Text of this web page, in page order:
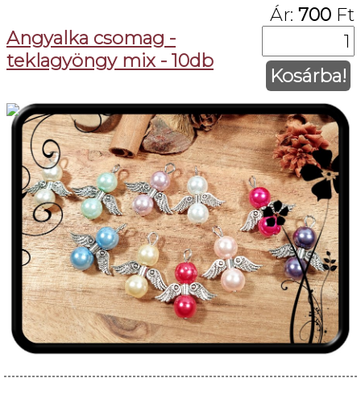
Angyalka csomag -
teklagyöngy mix - 10db
Ár: 700 Ft
Kosárba!